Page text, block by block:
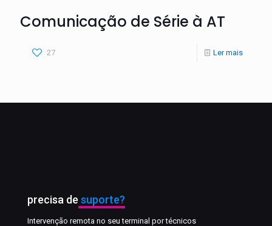
Comunicação de Série à AT
27 Ler mais
precisa de suporte?
Intervenção remota no seu terminal por técnicos